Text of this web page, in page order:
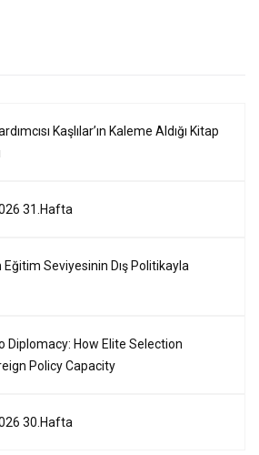
Kaşlılar’ın Kaleme Aldığı Kitap
31.Hafta
Seviyesinin Dış Politikayla
Diplomacy: How Elite Selection
Policy Capacity
30.Hafta